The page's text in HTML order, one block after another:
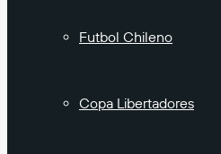
Futbol Chileno
Copa Libertadores